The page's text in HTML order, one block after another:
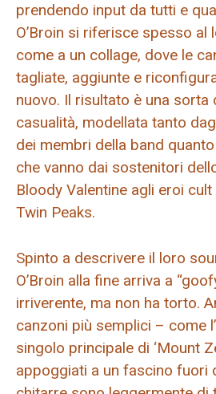
prendendo input da tutti e
O’Broin si riferisce spesso al
come a un collage, dove le
tagliate, aggiunte e
nuovo. Il risultato è una sorta
casualità, modellata tanto
dei membri della band
che vanno dai sostenitori
Bloody Valentine agli eroi
Twin Peaks.
Spinto a descrivere il loro
O’Broin alla fine arriva a
irriverente, ma non ha torto.
canzoni più semplici – come
singolo principale di ‘Mount
appoggiati a un fascino fuori